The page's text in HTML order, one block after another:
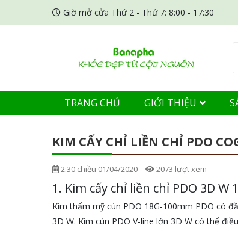
Giờ mở cửa Thứ 2 - Thứ 7: 8:00 - 17:30
TRANG CHỦ GIỚI THIỆU
KIM CẤY CHỈ LIỀN CHỈ PDO
2:30 chiều 01/04/2020 2073 lượt xem
1. Kim cấy chỉ liền chỉ PDO 3D
Kim thẩm mỹ cùn PDO 18G-100mm PDO có
3D W. Kim cùn PDO V-line lớn 3D W có thể